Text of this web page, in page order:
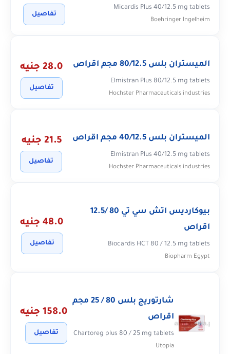
Micardis Plus 40/12.5 mg tablets
Boehringer Ingelheim
تفاصيل
الميستران بلس 80/12.5 مجم اقراص
Elmistran Plus 80/12.5 mg tablets
Hochster Pharmaceuticals industries
28.0 جنيه
تفاصيل
الميستران بلس 40/12.5 مجم اقراص
Elmistran Plus 40/12.5 mg tablets
Hochster Pharmaceuticals industries
21.5 جنيه
تفاصيل
بيوكارديس اتش سي تي 80 /12.5
اقراص
Biocardis HCT 80 / 12.5 mg tablets
Biopharm Egypt
48.0 جنيه
تفاصيل
شارتوريج بلس 80 / 25 مجم
اقراص
Chartoreg plus 80 / 25 mg tablets
Utopia
158.0 جنيه
تفاصيل